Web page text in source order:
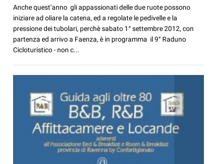
Anche quest’anno gli appassionati delle due ruote possono
iniziare ad oliare la catena, ed a regolate le pedivelle e la
pressione dei tubolari, perchè sabato 1° settembre 2012, con
partenza ed arrivo a Faenza, è in programma il 9° Raduno
Cicloturistico - non c...